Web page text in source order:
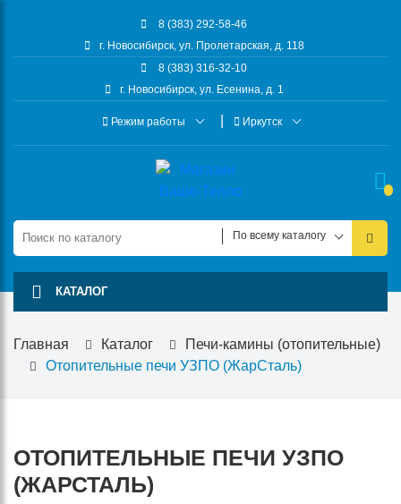
8 (383) 292-58-46
г. Новосибирск, ул. Пролетарская, д. 118
8 (383) 316-32-10
г. Новосибирск, ул. Есенина, д. 1
Режим работы Иркутск
По всему каталогу
КАТАЛОГ
Главная Каталог
Печи-камины (отопительные)
Отопительные печи УЗПО (ЖарСталь)
ОТОПИТЕЛЬНЫЕ ПЕЧИ УЗПО
(ЖАРСТАЛЬ)